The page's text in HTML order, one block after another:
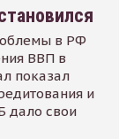
в РФ
ВВП в
показал
и
дало свои